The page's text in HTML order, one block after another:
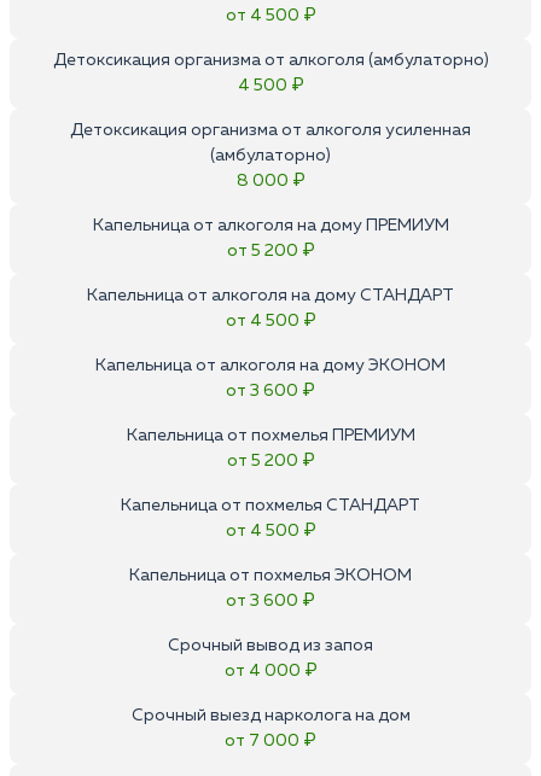
от 4 500 ₽
Детоксикация организма от алкоголя (амбулаторно)
4 500 ₽
Детоксикация организма от алкоголя усиленная
(амбулаторно)
8 000 ₽
Капельница от алкоголя на дому ПРЕМИУМ
от 5 200 ₽
Капельница от алкоголя на дому СТАНДАРТ
от 4 500 ₽
Капельница от алкоголя на дому ЭКОНОМ
от 3 600 ₽
Капельница от похмелья ПРЕМИУМ
от 5 200 ₽
Капельница от похмелья СТАНДАРТ
от 4 500 ₽
Капельница от похмелья ЭКОНОМ
от 3 600 ₽
Срочный вывод из запоя
от 4 000 ₽
Срочный выезд нарколога на дом
от 7 000 ₽